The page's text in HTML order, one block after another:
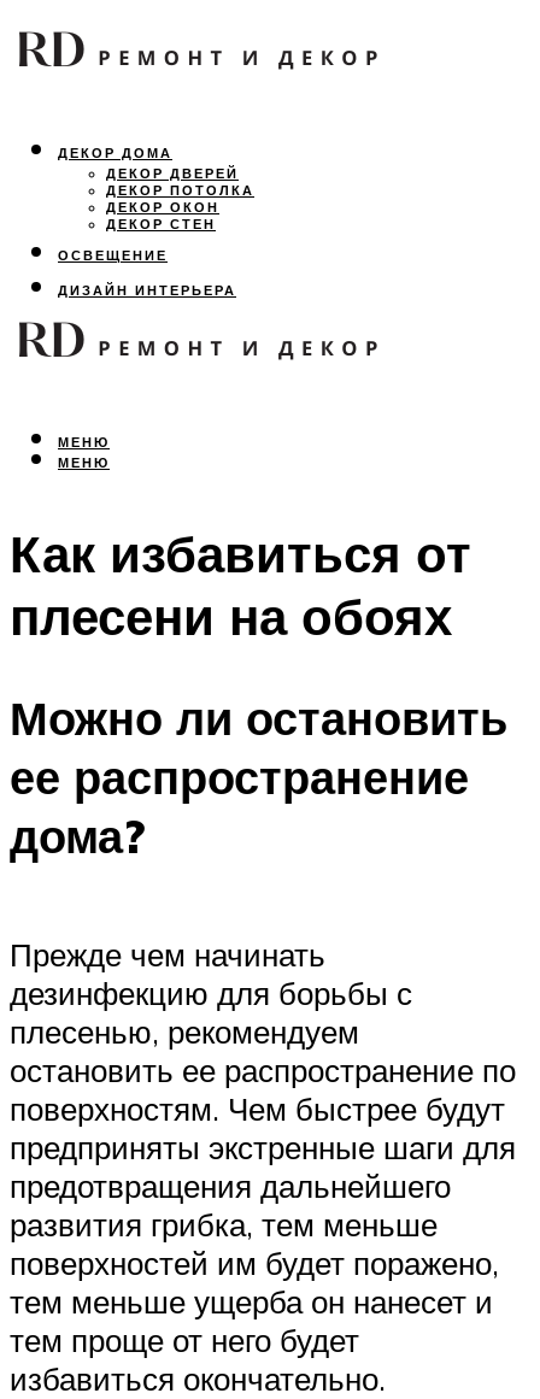
ДЕКОР ДОМА
ДЕКОР ДВЕРЕЙ
ДЕКОР ПОТОЛКА
ДЕКОР ОКОН
ДЕКОР СТЕН
ОСВЕЩЕНИЕ
ДИЗАЙН ИНТЕРЬЕРА
ЛАНДШАФТНЫЙ ДИЗАЙН
ВСЕ ПРО РЕМОНТ
МЕНЮ
МЕНЮ
Как избавиться от
плесени на обоях
Можно ли остановить
ее распространение
дома?
Прежде чем начинать
дезинфекцию для борьбы с
плесенью, рекомендуем
остановить ее распространение по
поверхностям. Чем быстрее будут
предприняты экстренные шаги для
предотвращения дальнейшего
развития грибка, тем меньше
поверхностей им будет поражено,
тем меньше ущерба он нанесет и
тем проще от него будет
избавиться окончательно.